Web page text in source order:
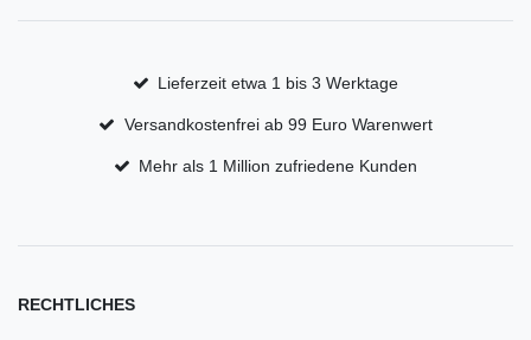
Lieferzeit etwa 1 bis 3 Werktage
Versandkostenfrei ab 99 Euro Warenwert
Mehr als 1 Million zufriedene Kunden
RECHTLICHES